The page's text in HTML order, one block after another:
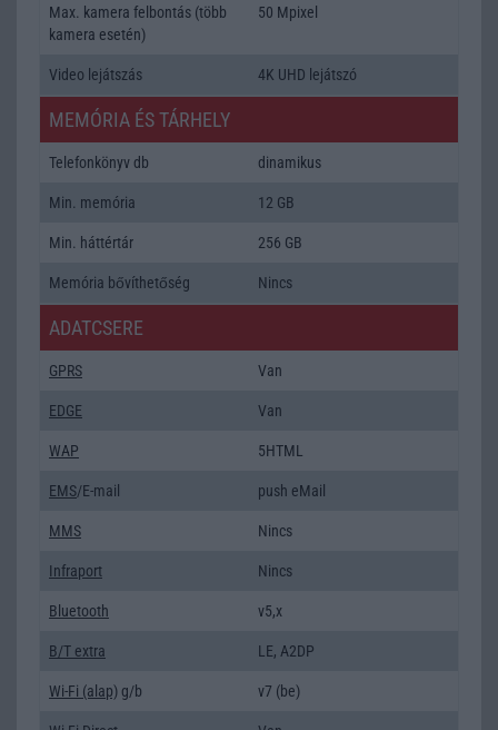
Max. kamera felbontás (több
kamera esetén)
50 Mpixel
Video lejátszás 4K UHD lejátszó
MEMÓRIA ÉS TÁRHELY
Telefonkönyv db dinamikus
Min. memória 12 GB
Min. háttértár 256 GB
Memória bővíthetőség Nincs
ADATCSERE
GPRS Van
EDGE Van
WAP 5HTML
EMS/E-mail push eMail
MMS Nincs
Infraport Nincs
Bluetooth v5,x
B/T extra LE, A2DP
Wi-Fi (alap) g/b v7 (be)